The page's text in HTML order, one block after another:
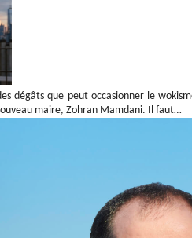
dégâts que peut occasionner le
maire, Zohran Mamdani. Il faut…